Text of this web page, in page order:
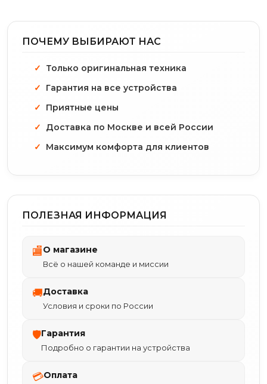
ПОЧЕМУ ВЫБИРАЮТ НАС
Только оригинальная техника
Гарантия на все устройства
Приятные цены
Доставка по Москве и всей России
Максимум комфорта для клиентов
ПОЛЕЗНАЯ ИНФОРМАЦИЯ
🏬О магазине
Всё о нашей команде и миссии
🚚Доставка
Условия и сроки по России
🛡Гарантия
Подробно о гарантии на устройства
💳Оплата